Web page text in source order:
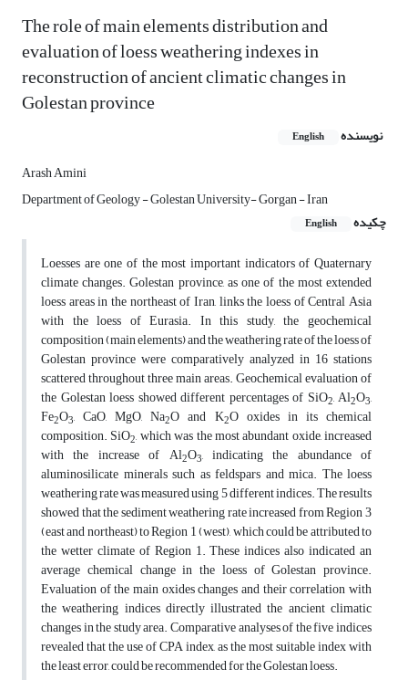
The role of main elements distribution and
evaluation of loess weathering indexes in
reconstruction of ancient climatic changes in
Golestan province
نویسنده English
Arash Amini
Department of Geology - Golestan University- Gorgan - Iran
چکیده
English
Loesses are one of the most important indicators of Quaternary
climate changes. Golestan province, as one of the most extended
loess areas in the northeast of Iran, links the loess of Central Asia
with the loess of Eurasia. In this study, the geochemical
composition (main elements) and the weathering rate of the loess of
Golestan province were comparatively analyzed in 16 stations
scattered throughout three main areas. Geochemical evaluation of
the Golestan loess showed different percentages of SiO2, Al2O3,
Fe2O3, CaO, MgO, Na2O and K2O oxides in its chemical
composition. SiO2, which was the most abundant oxide, increased
with the increase of Al2O3, indicating the abundance of
aluminosilicate minerals such as feldspars and mica. The loess
weathering rate was measured using 5 different indices. The results
showed that the sediment weathering rate increased from Region 3
(east and northeast) to Region 1 (west), which could be attributed to
the wetter climate of Region 1. These indices also indicated an
average chemical change in the loess of Golestan province.
Evaluation of the main oxides changes and their correlation with
the weathering indices directly illustrated the ancient climatic
changes in the study area. Comparative analyses of the five indices
revealed that the use of CPA index, as the most suitable index with
the least error, could be recommended for the Golestan loess.